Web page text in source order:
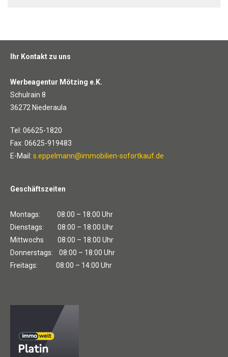
Ihr Kontakt zu uns
Werbeagentur Mötzing e.K.
Schulrain 8
36272 Niederaula
Tel: 06625-1820
Fax: 06625-919483
E-Mail: s.eppelmann@immobilien-sofortkauf.de
Geschäftszeiten
Montags: 08:00 – 18:00 Uhr
Dienstags: 08:00 – 18:00 Uhr
Mittwochs 08:00 – 18:00 Uhr
Donnerstags: 08:00 – 18:00 Uhr
Freitags: 08:00 – 14:00 Uhr